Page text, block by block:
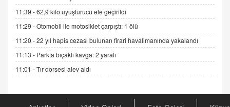
GÖNÜL MENEKŞE
Şifacının Yolu
04.11.2025 12:56
AV. RÜMEYSA ÖZKALE
Kira Uyuşmazlıklarında Dava Açmadan Önce
Arabulucuya Başvuru Şartı
11:39 -62,9 kilo uyuşturucu ele geçirildi
11:29 -Otomobil ile motosiklet çarpıştı: 1 ölü
11:20 -22 yıl hapis cezası bulunan firari havalimanında yakalandı
11:13 - Parkta bıçaklı kavga: 2 yaralı
11:01 -Tır dorsesi alev aldı